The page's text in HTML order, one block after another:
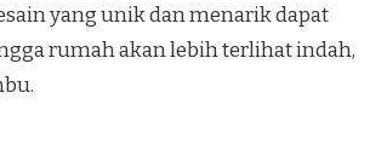
yang unik dan menarik dapat
rumah akan lebih terlihat indah,